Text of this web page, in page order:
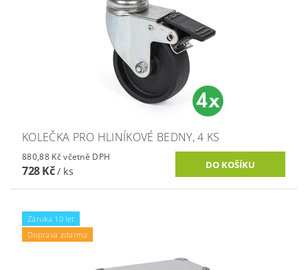
KOLEČKA PRO HLINÍKOVÉ BEDNY, 4 KS
880,88 Kč včetně DPH
728 Kč/ ks
Záruka 10 let
Doprava zdarma